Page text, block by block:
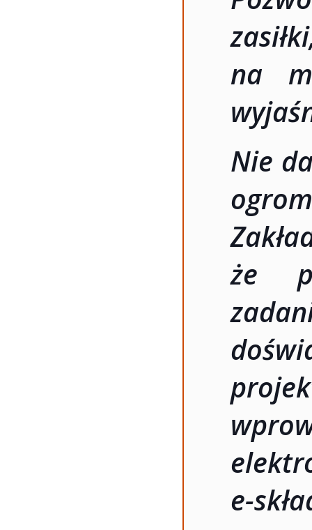
na
Nie
że
e-